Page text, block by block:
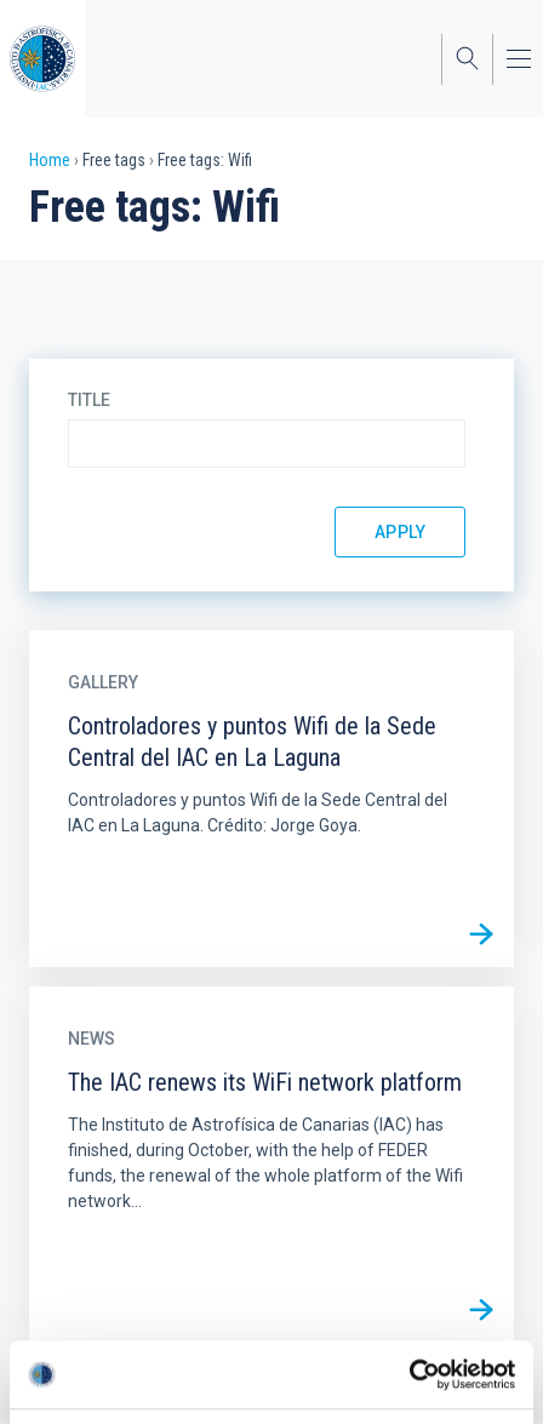
to
main
content
Breadcrumb
Home Free tags Free tags: Wifi
Free tags: Wifi
TITLE
GALLERY
Controladores y puntos Wifi de la Sede
Central del IAC en La Laguna
Controladores y puntos Wifi de la Sede Central del
IAC en La Laguna. Crédito: Jorge Goya.
NEWS
The IAC renews its WiFi network platform
The Instituto de Astrofísica de Canarias (IAC) has
finished, during October, with the help of FEDER
funds, the renewal of the whole platform of the Wifi
network...